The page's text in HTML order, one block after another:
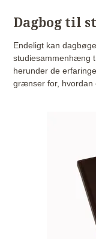
Dagbog til
Endeligt kan
studiesammenhæng
herunder de
grænser for, hvordan